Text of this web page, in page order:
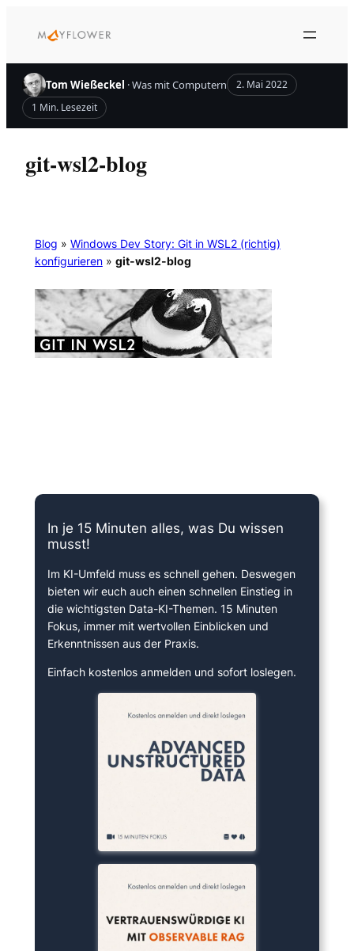
Inhalt
Tom Wießeckel · Was mit Computern
2. Mai 2022
1 Min. Lesezeit
git-wsl2-blog
Blog » Windows Dev Story: Git in WSL2 (richtig)
konfigurieren» git-wsl2-blog
In je 15 Minuten alles, was Du wissen
musst!
Im KI-Umfeld muss es schnell gehen. Deswegen
bieten wir euch auch einen schnellen Einstieg in
die wichtigsten Data-KI-Themen. 15 Minuten
Fokus, immer mit wertvollen Einblicken und
Erkenntnissen aus der Praxis.
Einfach kostenlos anmelden und sofort loslegen.